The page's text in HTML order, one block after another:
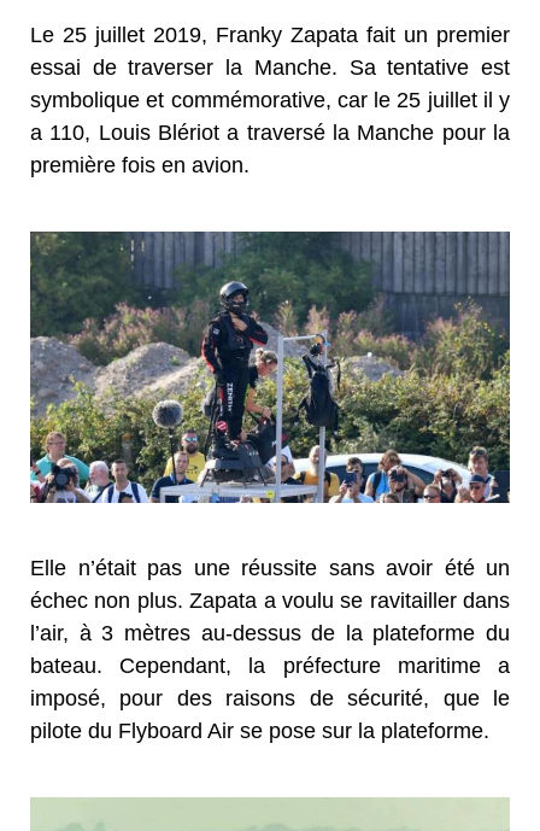
Le 25 juillet 2019, Franky Zapata fait un premier
essai de traverser la Manche. Sa tentative est
symbolique et commémorative, car le 25 juillet il y
a 110, Louis Blériot a traversé la Manche pour la
première fois en avion.
Elle n’était pas une réussite sans avoir été un
échec non plus. Zapata a voulu se ravitailler dans
l’air, à 3 mètres au-dessus de la plateforme du
bateau. Cependant, la préfecture maritime a
imposé, pour des raisons de sécurité, que le
pilote du Flyboard Air se pose sur la plateforme.